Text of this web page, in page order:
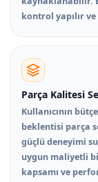
kontrol yapılır
Parça Kalitesi
Kullanıcının
beklentisi parça
güçlü deneyimi
uygun maliyetli
kapsamı ve